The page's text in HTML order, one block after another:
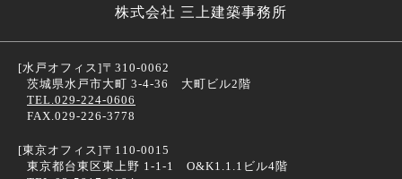
株式会社 三上建築事務所
[水戸オフィス]〒310-0062
茨城県水戸市大町 3-4-36 大町ビル2階
TEL.029-224-0606
FAX.029-226-3778
[東京オフィス]〒110-0015
東京都台東区東上野 1-1-1 O&K1.1.1ビル4階